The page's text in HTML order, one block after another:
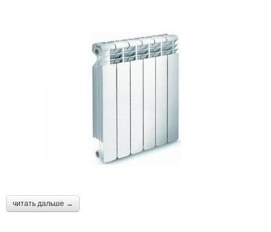
читать дальше →